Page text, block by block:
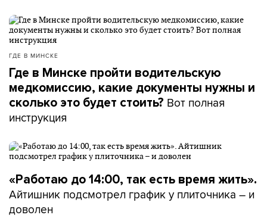
ГДЕ В МИНСКЕ
Где в Минске пройти водительскую
медкомиссию, какие документы нужны и
сколько это будет стоить? Вот полная
инструкция
«Работаю до 14:00, так есть время жить».
Айтишник подсмотрел график у плиточника – и
доволен